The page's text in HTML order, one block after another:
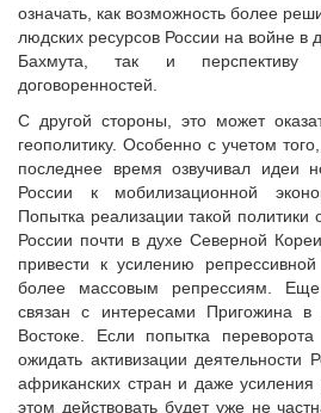
означать, как возможность более
людских ресурсов России на войне в
Бахмута, так и перспективу
договоренностей.
С другой стороны, это может
геополитику. Особенно с учетом
последнее время озвучивал идеи
России к мобилизационной
Попытка реализации такой политики
России почти в духе Северной
привести к усилению
более массовым репрессиям.
связан с интересами Пригожина
Востоке. Если попытка переворота
ожидать активизации деятельности
африканских стран и даже
этом действовать будет уже не